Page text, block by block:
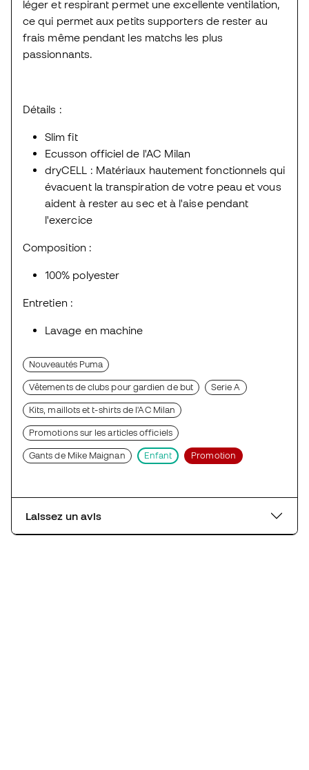
léger et respirant permet une excellente ventilation,
ce qui permet aux petits supporters de rester au
frais même pendant les matchs les plus
passionnants.
Détails :
Slim fit
Ecusson officiel de l'AC Milan
dryCELL : Matériaux hautement fonctionnels qui
évacuent la transpiration de votre peau et vous
aident à rester au sec et à l'aise pendant
l'exercice
Composition :
100% polyester
Entretien :
Lavage en machine
Nouveautés Puma
Vêtements de clubs pour gardien de but Serie A
Kits, maillots et t-shirts de l'AC Milan
Promotions sur les articles officiels
Gants de Mike Maignan Enfant Promotion
Laissez un avis